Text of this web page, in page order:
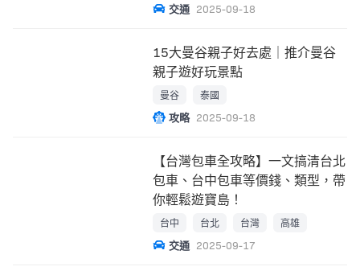
交通 2025-09-18
15大曼谷親子好去處｜推介曼谷
親子遊好玩景點
曼谷 泰國
攻略 2025-09-18
【台灣包車全攻略】一文搞清台北
包車、台中包車等價錢、類型，帶
你輕鬆遊寶島！
台中 台北 台灣 高雄
交通 2025-09-17